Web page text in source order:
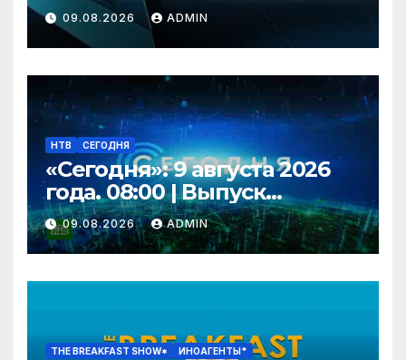
09.08.2026 ADMIN
НТВ СЕГОДНЯ
«Сегодня»: 9 августа 2026
года. 08:00 | Выпуск
новостей | Новости НТВ
09.08.2026 ADMIN
THE BREAKFAST SHOW* ИНОАГЕНТЫ*